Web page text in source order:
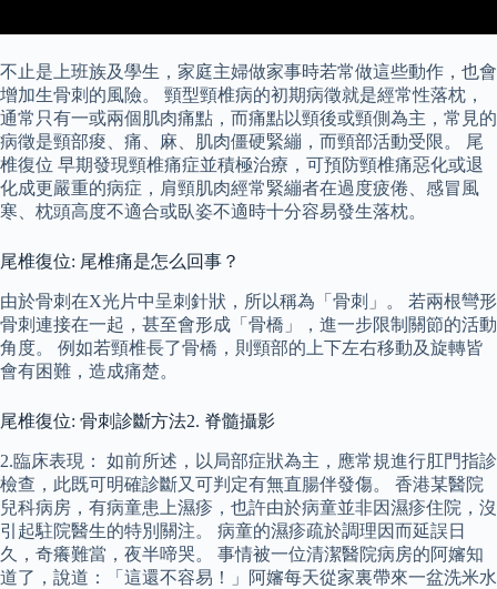
不止是上班族及學生，家庭主婦做家事時若常做這些動作，也會
增加生骨刺的風險。 頸型頸椎病的初期病徵就是經常性落枕，
通常只有一或兩個肌肉痛點，而痛點以頸後或頸側為主，常見的
病徵是頸部痠、痛、麻、肌肉僵硬緊繃，而頸部活動受限。 尾
椎復位 早期發現頸椎痛症並積極治療，可預防頸椎痛惡化或退
化成更嚴重的病症，肩頸肌肉經常緊繃者在過度疲倦、感冒風
寒、枕頭高度不適合或臥姿不適時十分容易發生落枕。
尾椎復位: 尾椎痛是怎么回事？
由於骨刺在X光片中呈刺針狀，所以稱為「骨刺」。 若兩根彎形
骨刺連接在一起，甚至會形成「骨橋」，進一步限制關節的活動
角度。 例如若頸椎長了骨橋，則頸部的上下左右移動及旋轉皆
會有困難，造成痛楚。
尾椎復位: 骨刺診斷方法2. 脊髓攝影
2.臨床表現： 如前所述，以局部症狀為主，應常規進行肛門指診
檢查，此既可明確診斷又可判定有無直腸伴發傷。 香港某醫院
兒科病房，有病童患上濕疹，也許由於病童並非因濕疹住院，沒
引起駐院醫生的特別關注。 病童的濕疹疏於調理因而延誤日
久，奇癢難當，夜半啼哭。 事情被一位清潔醫院病房的阿嬸知
道了，說道：「這還不容易！」阿嬸每天從家裏帶來一盆洗米水